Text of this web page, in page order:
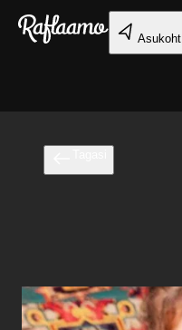
Liigu peamise sisu juurde
Asukoht